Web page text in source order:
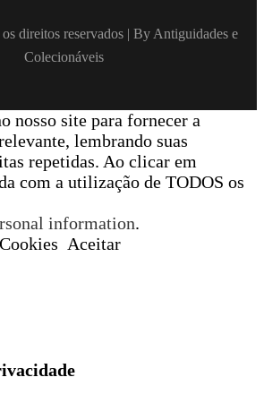
direitos reservados | By Antiguidades e
Colecionáveis
nosso site para fornecer a
lembrando suas
repetidas. Ao clicar em
com a utilização de TODOS os
information.
Aceitar